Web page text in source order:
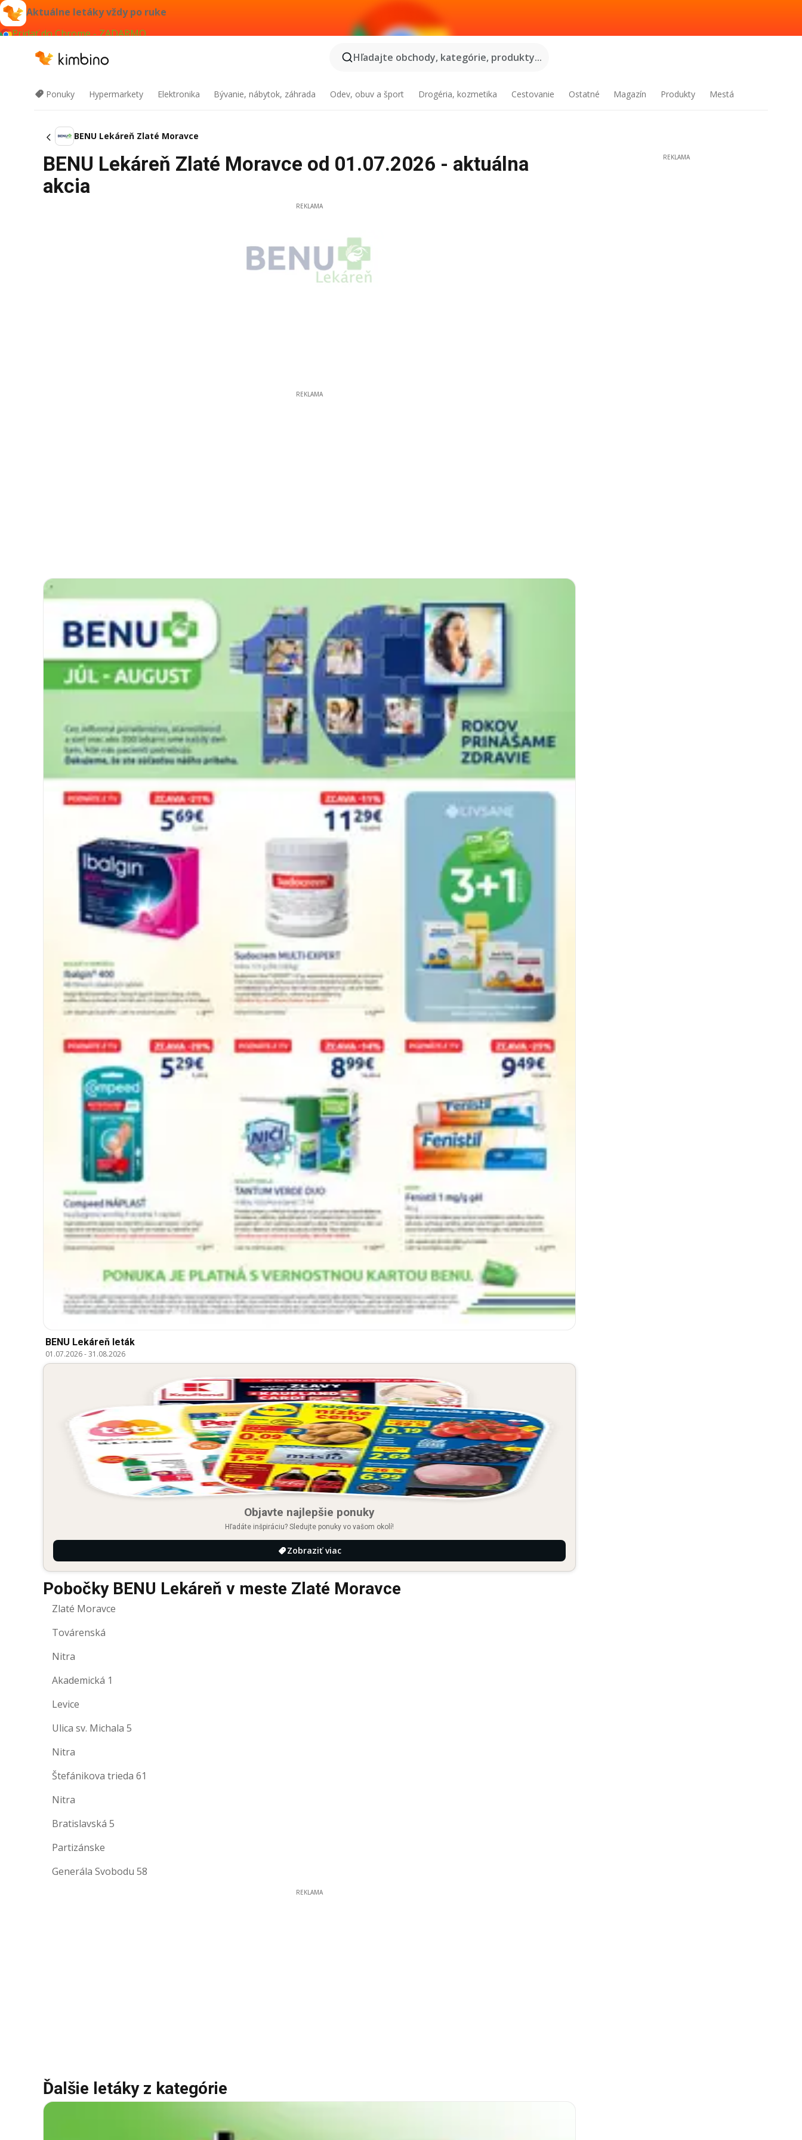
Aktuálne letáky vždy po ruke
Pridať do Chrome - ZADARMO
Hľadajte obchody, kategórie, produkty...
Ponuky Hypermarkety Elektronika Bývanie, nábytok, záhrada Odev, obuv a šport Drogéria, kozmetika Cestovanie Ostatné Magazín Produkty Mestá
BENU Lekáreň Zlaté Moravce
BENU Lekáreň Zlaté Moravce od 01.07.2026 - aktuálna
akcia
REKLAMA
REKLAMA
BENU Lekáreň leták
01.07.2026-31.08.2026
Objavte najlepšie ponuky
Hľadáte inšpiráciu? Sledujte ponuky vo vašom okolí!
Zobraziť viac
Pobočky BENU Lekáreň v meste Zlaté Moravce
Zlaté Moravce
Továrenská
Nitra
Akademická 1
Levice
Ulica sv. Michala 5
Nitra
Štefánikova trieda 61
Nitra
Bratislavská 5
Partizánske
Generála Svobodu 58
REKLAMA
Ďalšie letáky z kategórie
REKLAMA